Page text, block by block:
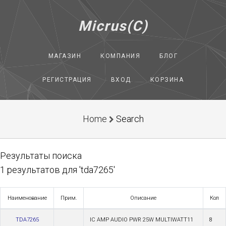
Micrus(C)
МАГАЗИН КОМПАНИЯ БЛОГ
РЕГИСТРАЦИЯ ВХОД КОРЗИНА
Home Search
Результаты поиска
1 результатов для 'tda7265'
Наименование Прим. Описание Кол
TDA7265 IC AMP AUDIO PWR 25W MULTIWATT11 8